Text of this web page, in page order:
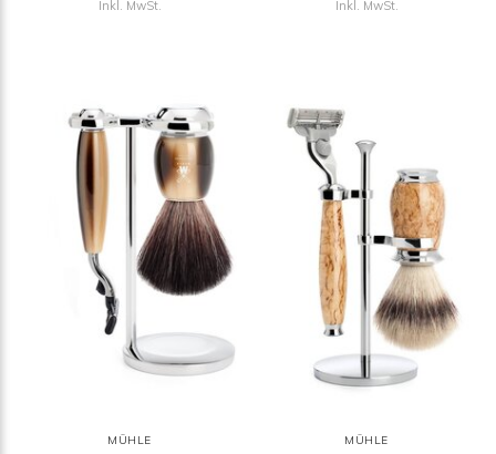
Inkl. MwSt. Inkl. MwSt.
MÜHLE MÜHLE